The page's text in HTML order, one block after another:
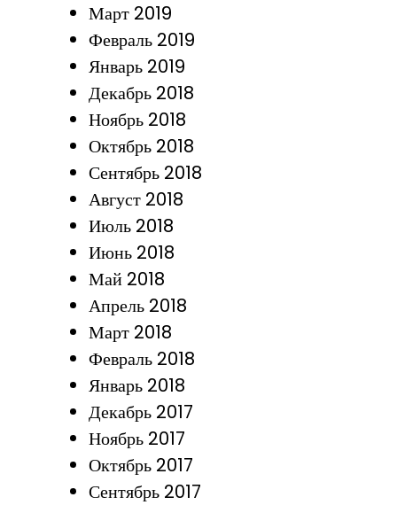
Март 2019
Февраль 2019
Январь 2019
Декабрь 2018
Ноябрь 2018
Октябрь 2018
Сентябрь 2018
Август 2018
Июль 2018
Июнь 2018
Май 2018
Апрель 2018
Март 2018
Февраль 2018
Январь 2018
Декабрь 2017
Ноябрь 2017
Октябрь 2017
Сентябрь 2017